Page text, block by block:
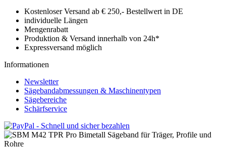
Kostenloser Versand ab € 250,- Bestellwert in DE
individuelle Längen
Mengenrabatt
Produktion & Versand innerhalb von 24h*
Expressversand möglich
Informationen
Newsletter
Sägebandabmessungen & Maschinentypen
Sägebereiche
Schärfservice